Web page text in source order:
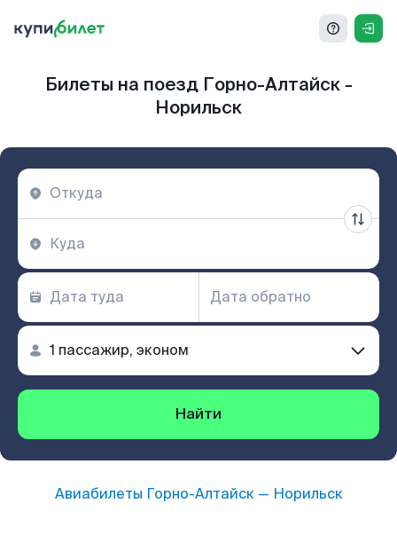
Билеты на поезд Горно-Алтайск -
Норильск
Найти
Авиабилеты Горно-Алтайск— Норильск